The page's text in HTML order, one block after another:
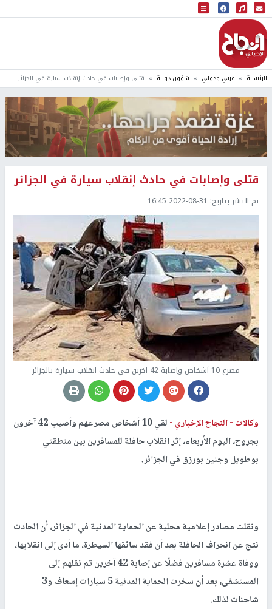
البث المباشر
إذاعة النجاح
الرئيسية عربي ودولي شؤون دولية قتلى وإصابات في حادث إنقلاب سيارة في الجزائر
قتلى وإصابات في حادث إنقلاب سيارة في الجزائر
تم النشر بتاريخ: 2022-08-31 16:45
مصرع 10 أشخاص وإصابة 42 آخرين في حادث انقلاب سيارة بالجزائر
وكالات -النجاح الإخباري -
لقي 10 أشخاص مصرعهم وأصيب 42 آخرون
بجروح، اليوم الأربعاء، إثر انقلاب حافلة للمسافرين بين منطقتي
بوطويل وجنين بورزق في الجزائر.
ونقلت مصادر إعلامية محلية عن الحماية المدنية في الجزائر، أن الحادث
نتج عن انحراف الحافلة بعد أن فقد سائقها السيطرة، ما أدى إلى انقلابها،
ووفاة عشرة مسافرين فضلًا عن إصابة 42 آخرين تم نقلهم إلى
المستشفى، بعد أن سخرت الحماية المدنية 5 سيارات إسعاف و3
شاحنات لذلك.